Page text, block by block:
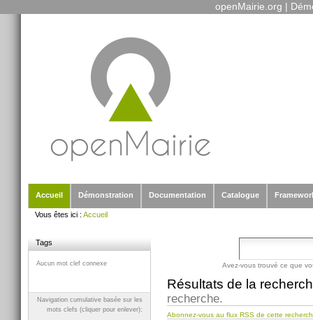
openMairie.org |
Accueil
Démonstration Documentation Catalogue
Vous êtes ici : Accueil
Tags
Aucun mot clef connexe
Navigation cumulative basée sur les
mots clefs (cliquer pour enlever):
Avez-vous trouvé ce que
Résultats de la
recherche.
Abonnez-vous au flux RSS de cette